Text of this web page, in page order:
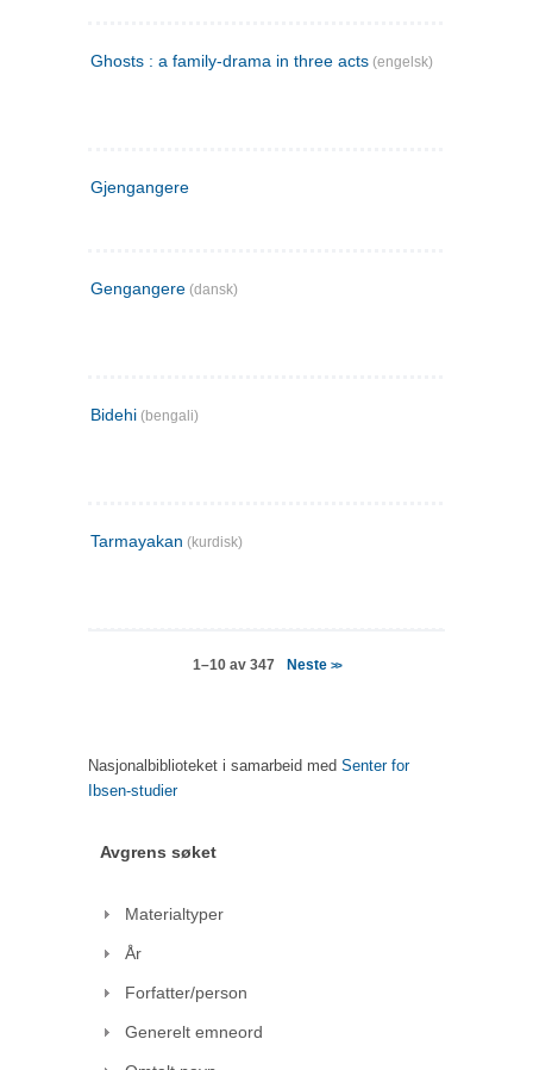
Ghosts : a family-drama in three acts (engelsk)
Gjengangere
Gengangere (dansk)
Bidehi (bengali)
Tarmayakan (kurdisk)
1–10 av 347 Neste >>
Nasjonalbiblioteket i samarbeid med Senter for
Ibsen-studier
Avgrens søket
Materialtyper
År
Forfatter/person
Generelt emneord